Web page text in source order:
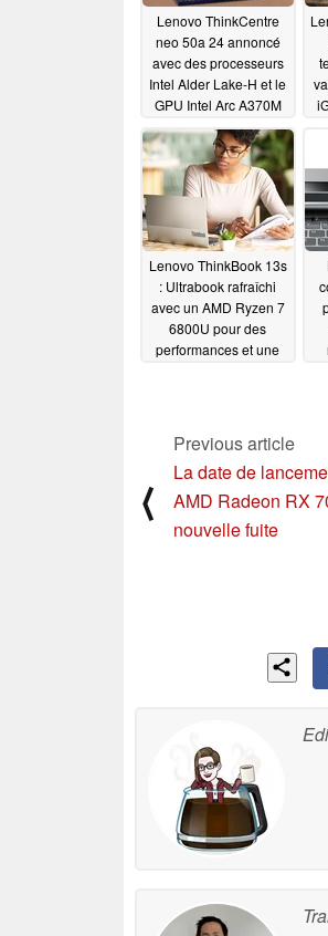
Lenovo ThinkCentre
neo 50a 24 annoncé
avec des processeurs
Intel Alder Lake-H et le
GPU Intel Arc A370M
07/21/2022
Lenovo ThinkBook 13s
: Ultrabook rafraîchi
avec un AMD Ryzen 7
6800U pour des
performances et une
⟨
Previous article
La date de
AMD Radeon RX
nouvelle fuite